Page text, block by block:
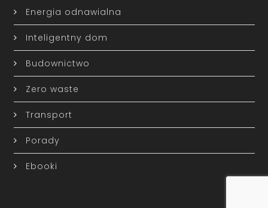
Energia odnawialna
Inteligentny dom
Budownictwo
Zero waste
Transport
Porady
Ebooki